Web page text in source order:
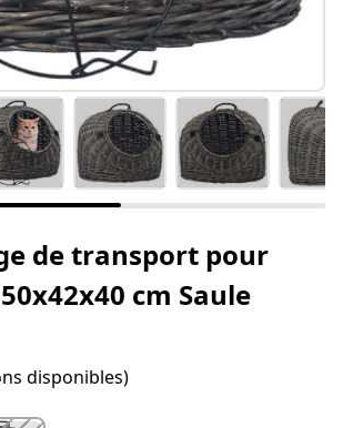
de transport pour
cm Saule
disponibles)